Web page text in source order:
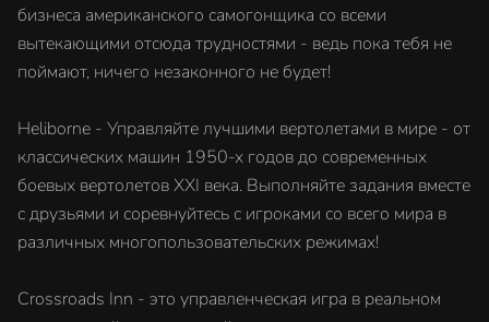
бизнеса американского самогонщика со всеми
вытекающими отсюда трудностями - ведь пока тебя не
поймают, ничего незаконного не будет!
Heliborne - Управляйте лучшими вертолетами в мире - от
классических машин 1950-х годов до современных
боевых вертолетов XXI века. Выполняйте задания вместе
с друзьями и соревнуйтесь с игроками со всего мира в
различных многопользовательских режимах!
Crossroads Inn - это управленческая игра в реальном